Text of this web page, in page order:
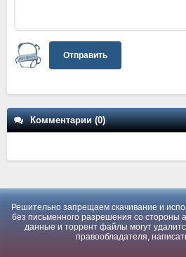
Отправить
Комментарии (0)
Решительно запрещаем скачивание и
без письменного разрешения со стороны
данные и торрент файлы могут
правообладателя,